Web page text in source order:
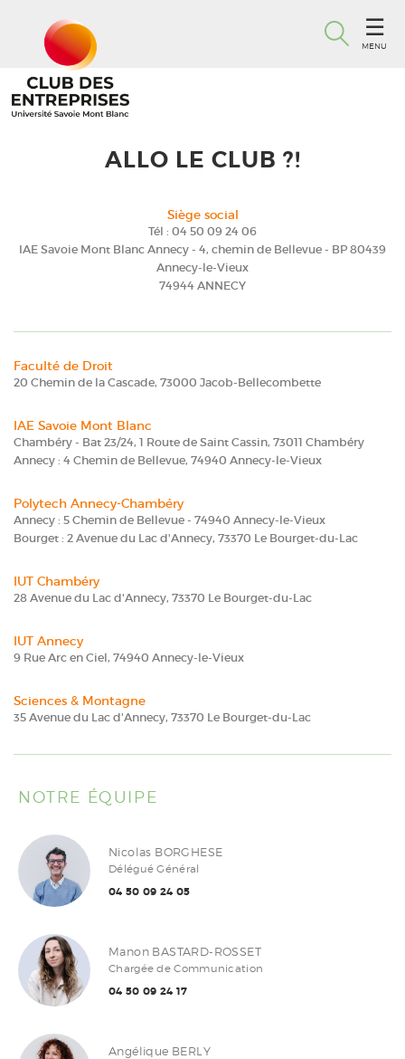
MENU
ALLO LE CLUB ?!
Siège social
Tél : 04 50 09 24 06
IAE Savoie Mont Blanc Annecy - 4, chemin de Bellevue - BP 80439
Annecy-le-Vieux
74944 ANNECY
Faculté de Droit
20 Chemin de la Cascade, 73000 Jacob-Bellecombette
IAE Savoie Mont Blanc
Chambéry - Bat 23/24, 1 Route de Saint Cassin, 73011 Chambéry
Annecy : 4 Chemin de Bellevue, 74940 Annecy-le-Vieux
Polytech Annecy-Chambéry
Annecy : 5 Chemin de Bellevue - 74940 Annecy-le-Vieux
Bourget : 2 Avenue du Lac d'Annecy, 73370 Le Bourget-du-Lac
IUT Chambéry
28 Avenue du Lac d'Annecy, 73370 Le Bourget-du-Lac
IUT Annecy
9 Rue Arc en Ciel, 74940 Annecy-le-Vieux
Sciences & Montagne
35 Avenue du Lac d'Annecy, 73370 Le Bourget-du-Lac
NOTRE ÉQUIPE
Nicolas BORGHESE
Délégué Général
04 50 09 24 05
Manon BASTARD-ROSSET
Chargée de Communication
04 50 09 24 17
Angélique BERLY